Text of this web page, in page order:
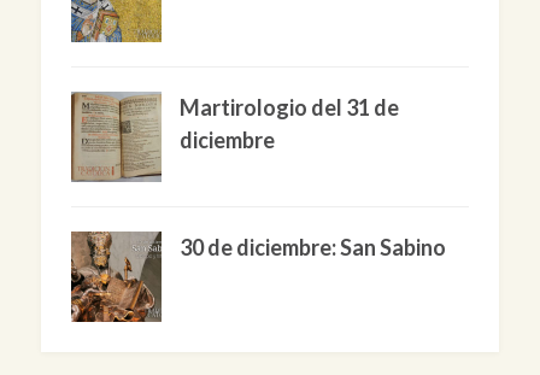
Martirologio del 31 de
diciembre
30 de diciembre: San Sabino